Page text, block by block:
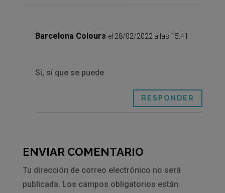
Barcelona Colours el 28/02/2022 a las 15:41
Sí, sí que se puede
RESPONDER
ENVIAR COMENTARIO
Tu dirección de correo electrónico no será
publicada. Los campos obligatorios están